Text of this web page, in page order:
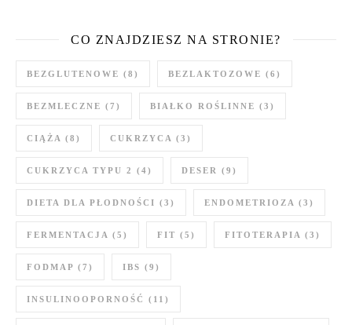
CO ZNAJDZIESZ NA STRONIE?
BEZGLUTENOWE (8) BEZLAKTOZOWE (6)
BEZMLECZNE (7) BIAŁKO ROŚLINNE (3)
CIĄŻA (8) CUKRZYCA (3)
CUKRZYCA TYPU 2 (4) DESER (9)
DIETA DLA PŁODNOŚCI (3) ENDOMETRIOZA (3)
FERMENTACJA (5) FIT (5) FITOTERAPIA (3)
FODMAP (7) IBS (9)
INSULINOOPORNOŚĆ (11)